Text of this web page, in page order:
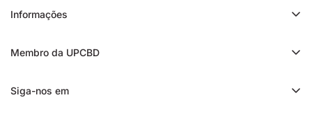
Cali CBD
Trim CBD
Avaliação da High Society
Presentes High Society
Informações
Entrega
Membro da UPCBD
Siga-nos em